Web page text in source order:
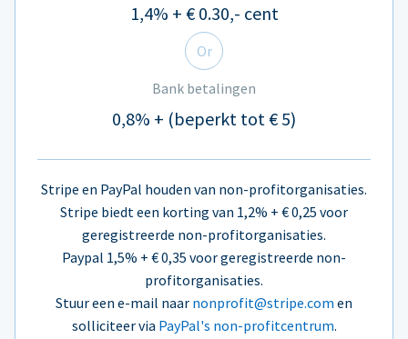
1,4% + € 0.30,- cent
Or
Bank betalingen
0,8% + (beperkt tot € 5)
Stripe en PayPal houden van non-profitorganisaties.
Stripe biedt een korting van 1,2% + € 0,25 voor
geregistreerde non-profitorganisaties.
Paypal 1,5% + € 0,35 voor geregistreerde non-
profitorganisaties.
Stuur een e-mail naar nonprofit@stripe.com en
solliciteer via PayPal's non-profitcentrum.